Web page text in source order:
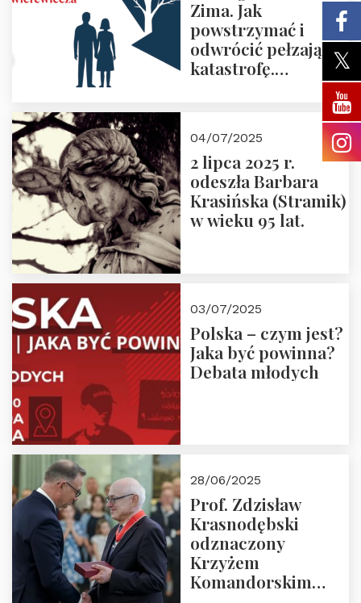
Zima. Jak
powstrzymać i
odwrócić pełzającą
katastrofę.
pierwsze spotkanie
Nowego
Ćwierćwiecza”
04/07/2025
2 lipca 2025 r.
odeszła Barbara
Krasińska (Stramik)
w wieku 95 lat.
03/07/2025
Polska – czym jest?
Jaka być powinna?
Debata młodych
28/06/2025
Prof. Zdzisław
Krasnodębski
odznaczony
Krzyżem
Komandorskim